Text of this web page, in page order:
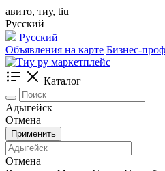
авито, тиу, tiu
Русский
Русский
Объявления на карте Бизнес-
Каталог
Адыгейск
Отмена
Применить
Отмена